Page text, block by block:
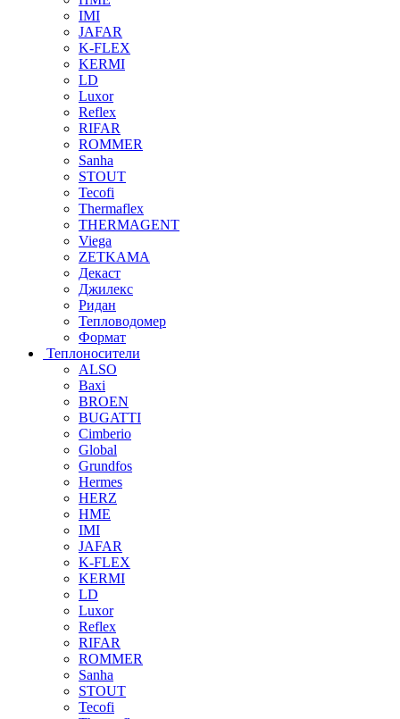
IMI
JAFAR
K-FLEX
KERMI
LD
Luxor
Reflex
RIFAR
ROMMER
Sanha
STOUT
Tecofi
Thermaflex
THERMAGENT
Viega
ZETKAMA
Декаст
Джилекс
Ридан
Тепловодомер
Формат
Теплоносители
ALSO
Baxi
BROEN
BUGATTI
Cimberio
Global
Grundfos
Hermes
HERZ
HME
IMI
JAFAR
K-FLEX
KERMI
LD
Luxor
Reflex
RIFAR
ROMMER
Sanha
STOUT
Tecofi